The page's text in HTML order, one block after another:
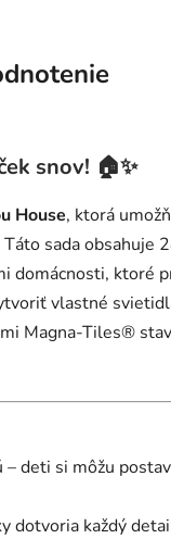
snov! 🏠✨
House, ktorá
sada obsahuje
domácnosti, ktoré
vlastné
Magna-Tiles®
– deti si môžu
dotvoria každý